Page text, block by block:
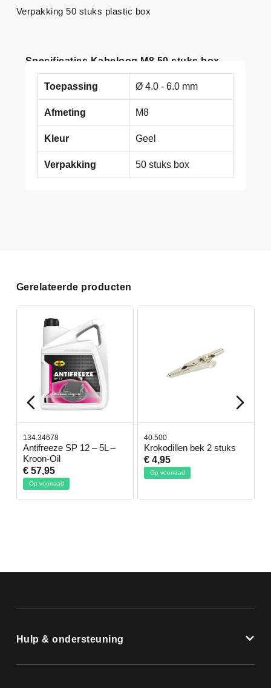
Specificaties Kabeloog M8 50 stuks box
Toepassing Ø 4.0 - 6.0 mm
Afmeting M8
Kleur Geel
Verpakking 50 stuks box
Verpakking 50 stuks plastic box
Gerelateerde producten
134.34678
Antifreeze SP 12 – 5L –
Kroon-Oil
€ 57,95
Op voorraad
40.500
Krokodillen bek 2 stuks
€ 4,95
Op voorraad
Hulp & ondersteuning